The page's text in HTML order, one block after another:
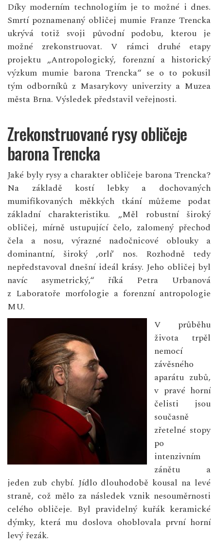
Díky moderním technologiím je to možné i dnes.
Smrtí poznamenaný obličej mumie Franze Trencka
ukrývá totiž svoji původní podobu, kterou je
možné zrekonstruovat. V rámci druhé etapy
projektu „Antropologický, forenzní a historický
výzkum mumie barona Trencka“ se o to pokusil
tým odborníků z Masarykovy univerzity a Muzea
města Brna. Výsledek představil veřejnosti.
Zrekonstruované rysy obličeje
barona Trencka
Jaké byly rysy a charakter obličeje barona Trencka?
Na základě kostí lebky a dochovaných
mumifikovaných měkkých tkání můžeme podat
základní charakteristiku. „Měl robustní široký
obličej, mírně ustupující čelo, zalomený přechod
čela a nosu, výrazné nadočnicové oblouky a
dominantní, široký ‚orlí‘ nos. Rozhodně tedy
nepředstavoval dnešní ideál krásy. Jeho obličej byl
navíc asymetrický,“ říká Petra Urbanová
z Laboratoře morfologie a forenzní antropologie
MU.
V průběhu
života trpěl
nemocí
závěsného
aparátu zubů,
v pravé horní
čelisti jsou
současně
zřetelné stopy
po
intenzivním
zánětu a
jeden zub chybí. Jídlo dlouhodobě kousal na levé
straně, což mělo za následek vznik nesouměrnosti
celého obličeje. Byl pravidelný kuřák keramické
dýmky, která mu doslova ohoblovala první horní
levý řezák.